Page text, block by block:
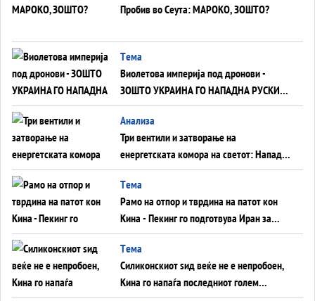
Пробив во Сеута: МАРОКО, ЗОШТО?
Tема
Виолетова империја под дронови -
ЗОШТО УКРАИНА ГО НАПАДНА РУСКИОТ
WILDBERRIES
Aнализа
Три вентили и затворање на
енергетската комора на светот: Нападот
во Суец најавува глобален енергетски
инфаркт?
Tема
Рамо на отпор и тврдина на патот кон
Кина - Пекинг го подготвува Иран за
американска копнена инвазија
Tема
Силиконскиот ѕид веќе не е непробоен,
Кина го напаѓа последниот голем